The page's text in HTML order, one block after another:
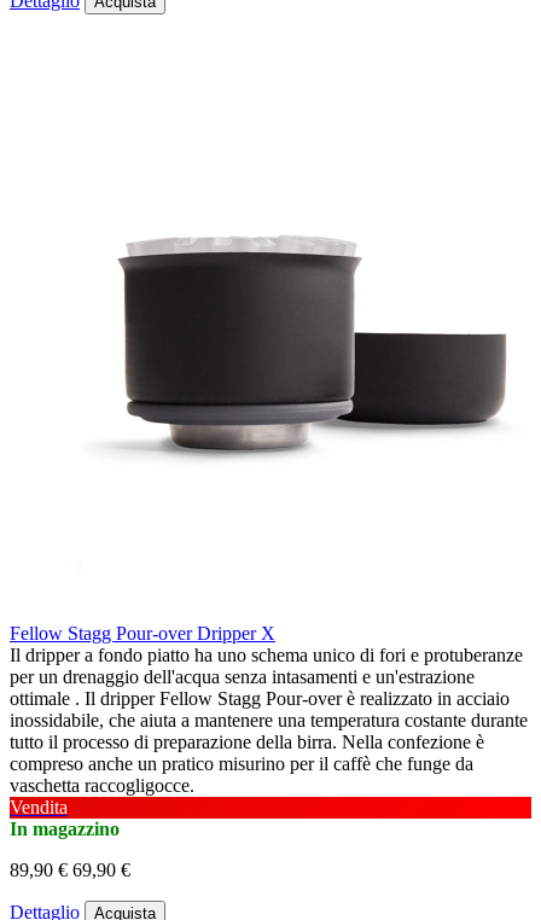
Fellow Stagg Pour-over Dripper X
Il dripper a fondo piatto ha uno schema unico di fori e protuberanze
per un drenaggio dell'acqua senza intasamenti e un'estrazione
ottimale . Il dripper Fellow Stagg Pour-over è realizzato in acciaio
inossidabile, che aiuta a mantenere una temperatura costante durante
tutto il processo di preparazione della birra. Nella confezione è
compreso anche un pratico misurino per il caffè che funge da
vaschetta raccogligocce.
Vendita
In magazzino
89,90 € 69,90 €
Dettaglio Acquista